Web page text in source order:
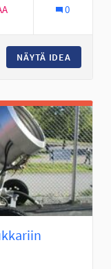
0
NÄYTÄ IDEA